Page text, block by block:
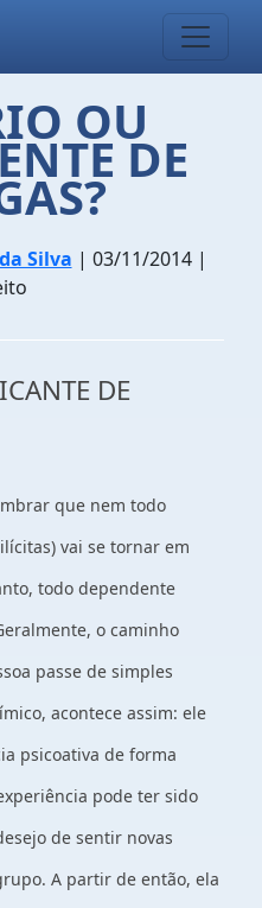
OU
DE
Silva | 03/11/2014 |
DE
que nem todo
vai se tornar em
todo dependente
o caminho
passe de simples
acontece assim: ele
psicoativa de forma
pode ter sido
de sentir novas
A partir de então, ela